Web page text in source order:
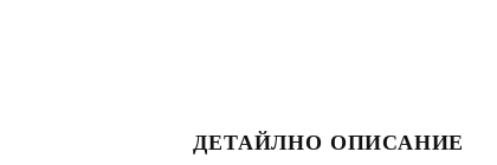
ДЕТАЙЛНО ОПИСАНИЕ